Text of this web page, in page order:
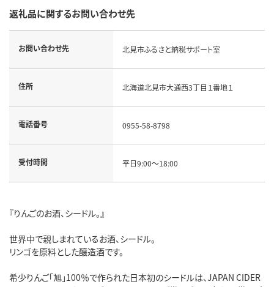
返礼品に関するお問い合わせ先
お問い合わせ先 北見市ふるさと納税サポート室
住所 北海道北見市大通西3丁目１番地１
電話番号 0955-58-8798
受付時間 平日9:00～18:00
『りんごのお酒、シードル。』
世界中で親しまれているお酒、シードル。
リンゴを原料とした醸造酒です。
希少りんご「旭」100％で作られた日本初のシードルは、JAPAN CIDER